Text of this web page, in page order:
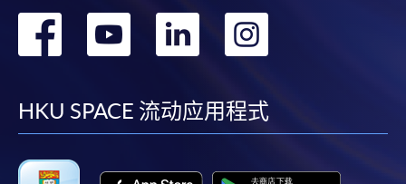
转
facebook
转
youtube
转
linkedin
转
HKU SPACE 流动应用程式